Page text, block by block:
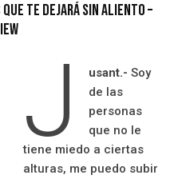
Te Dejará Sin Aliento –
J usant.- Soy
de las
personas
que no le
tiene miedo a ciertas
alturas, me puedo subir